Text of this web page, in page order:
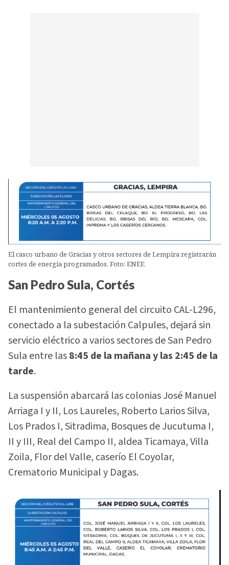
El casco urbano de Gracias y otros sectores de Lempira registrarán
cortes de energía programados. Foto: ENEE
San Pedro Sula, Cortés
El mantenimiento general del circuito CAL-L296,
conectado a la subestación Calpules, dejará sin
servicio eléctrico a varios sectores de San Pedro
Sula entre las8:45 de la mañana y las 2:45 de la
tarde.
La suspensión abarcará las colonias José Manuel
Arriaga I y II, Los Laureles, Roberto Larios Silva,
Los Prados I, Sitradima, Bosques de Jucutuma I,
II y III, Real del Campo II, aldea Ticamaya, Villa
Zoila, Flor del Valle, caserío El Coyolar,
Crematorio Municipal y Dagas.